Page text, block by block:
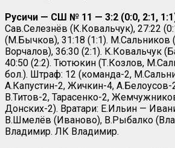
Русичи — СШ № 11 — 3:2 (0:0, 2:1,
Сав.Селезнёв (К.Ковальчук), 27:22
(М.Бычков), 31:18 (1:1).
Ворчалов), 36:30 (2:1). К.Ковальчук
40:50 (2:2). Тютюкин (Т.Козлов,
бол.). Штраф: 12 (команда-2,
А.Капустин-2, Жичкин-4,
В.Титов-2, Тарасенко-2,
Донских-2). Вратари: Е.Ильин —
В.Шмелёв (Иваново), В.Рыбалко
Владимир. ЛК Владимир.